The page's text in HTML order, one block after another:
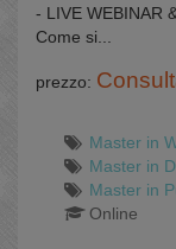
- LIVE WEBINAR
Come si...
prezzo:
Master in
Master in
Master in
Online